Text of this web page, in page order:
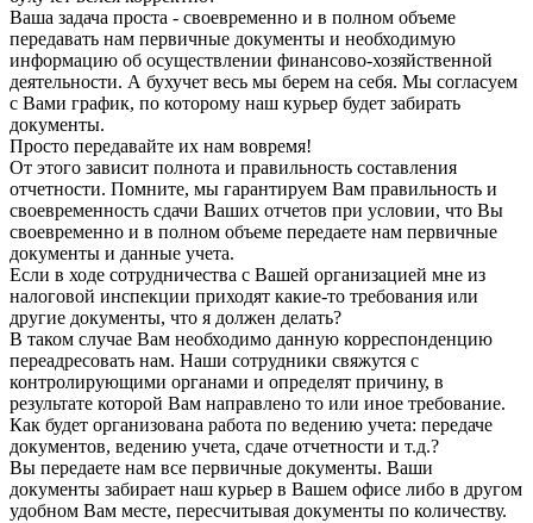
Ваша задача проста - своевременно и в полном объеме
передавать нам первичные документы и необходимую
информацию об осуществлении финансово-хозяйственной
деятельности. А бухучет весь мы берем на себя. Мы согласуем
с Вами график, по которому наш курьер будет забирать
документы.
Просто передавайте их нам вовремя!
От этого зависит полнота и правильность составления
отчетности. Помните, мы гарантируем Вам правильность и
своевременность сдачи Ваших отчетов при условии, что Вы
своевременно и в полном объеме передаете нам первичные
документы и данные учета.
Если в ходе сотрудничества с Вашей организацией мне из
налоговой инспекции приходят какие-то требования или
другие документы, что я должен делать?
В таком случае Вам необходимо данную корреспонденцию
переадресовать нам. Наши сотрудники свяжутся с
контролирующими органами и определят причину, в
результате которой Вам направлено то или иное требование.
Как будет организована работа по ведению учета: передаче
документов, ведению учета, сдаче отчетности и т.д.?
Вы передаете нам все первичные документы. Ваши
документы забирает наш курьер в Вашем офисе либо в другом
удобном Вам месте, пересчитывая документы по количеству.